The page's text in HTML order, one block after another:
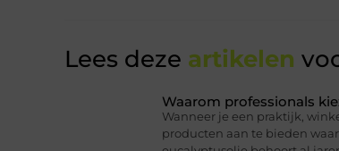
Lees deze artikelen
Waarom professionals
Wanneer je een praktijk,
producten aan te bieden